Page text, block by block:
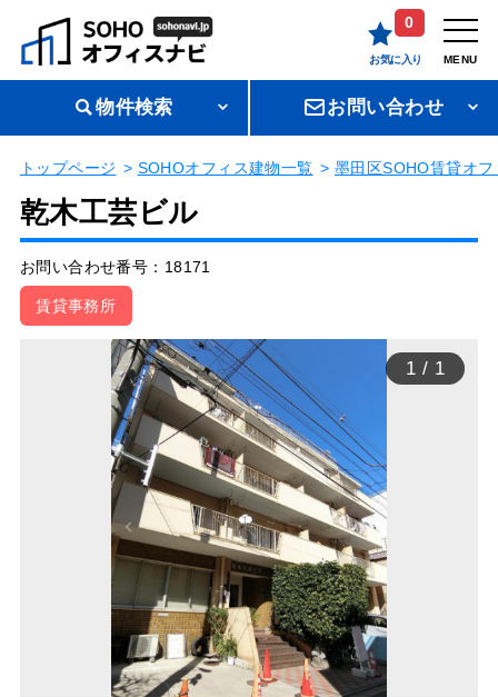
0
お気に入り MENU
物件検索 お問い合わせ
トップページ SOHOオフィス建物一覧 墨田区SOHO賃貸オフ
乾木工芸ビル
お問い合わせ番号：18171
賃貸事務所
1 / 1